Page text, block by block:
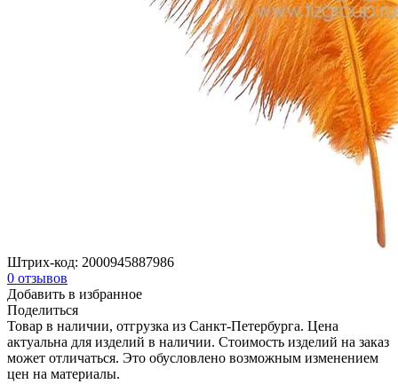
Штрих-код: 2000945887986
0 отзывов
Добавить в избранное
Поделиться
Товар в наличии, отгрузка из Санкт-Петербурга. Цена
актуальна для изделий в наличии. Стоимость изделий на заказ
может отличаться. Это обусловлено возможным изменением
цен на материалы.